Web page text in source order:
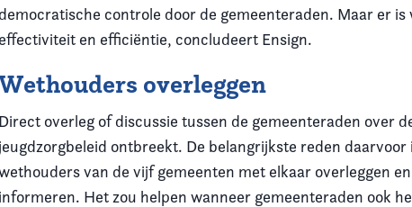
democratische controle door de gemeenteraden. Maar er is
effectiviteit en efficiëntie, concludeert Ensign.
overleggen
Direct overleg of discussie tussen de gemeenteraden over
jeugdzorgbeleid ontbreekt. De belangrijkste reden daarvoor
van de vijf gemeenten met elkaar overleggen
informeren. Het zou helpen wanneer gemeenteraden ook